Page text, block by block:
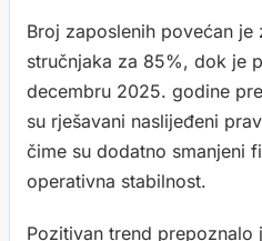
Broj zaposlenih povećan
stručnjaka za 85%, dok je
decembru 2025. godine
su rješavani naslijeđeni
čime su dodatno smanjeni
operativna stabilnost.
Pozitivan trend prepoznalo